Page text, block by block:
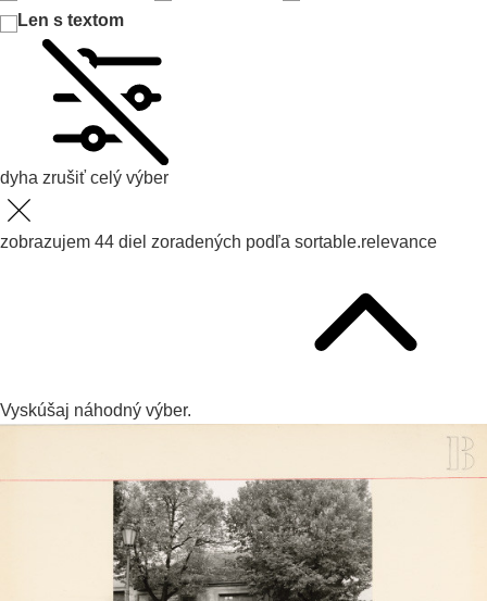
Len s textom
dyha zrušiť celý výber
zobrazujem 44 diel zoradených podľa sortable.relevance
Vyskúšaj náhodný výber.